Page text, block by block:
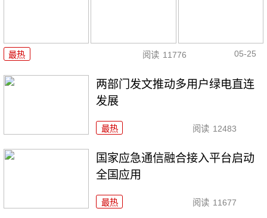
最热 阅读 11776 05-25
两部门发文推动多用户绿电直连
发展
最热 阅读 12483
国家应急通信融合接入平台启动
全国应用
最热 阅读 11677